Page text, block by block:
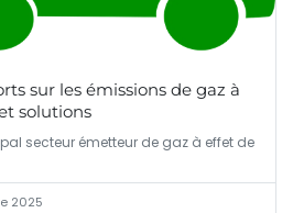
sur les émissions de gaz à
solutions
secteur émetteur de gaz à effet de
2025